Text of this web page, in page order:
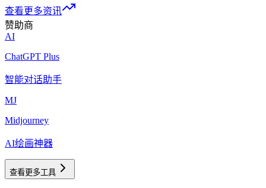
查看更多资讯
赞助商
AI
ChatGPT Plus
智能对话助手
MJ
Midjourney
AI绘画神器
查看更多工具